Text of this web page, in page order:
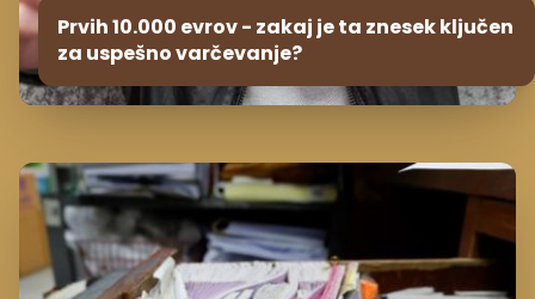
Prvih 10.000 evrov - zakaj je ta znesek ključen
za uspešno varčevanje?